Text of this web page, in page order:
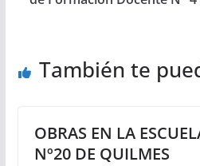
También te
OBRAS EN LA
Nº20 DE QUILMES